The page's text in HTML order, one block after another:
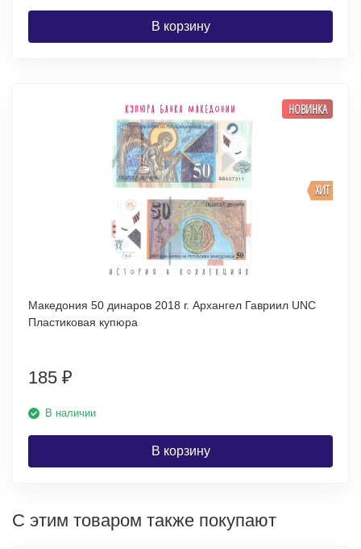
В корзину
ХИТ
НОВИНКА
Македония 50 динаров 2018 г. Архангел Гавриил UNC
Пластиковая купюра
185 ₽
В наличии
В корзину
С этим товаром также покупают